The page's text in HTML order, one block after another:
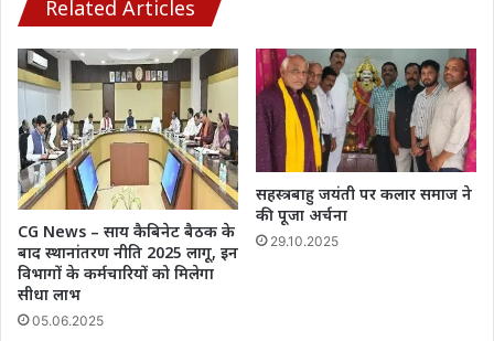
Related Articles
CG News – साय कैबिनेट बैठक के
बाद स्थानांतरण नीति 2025 लागू, इन
विभागों के कर्मचारियों को मिलेगा
सीधा लाभ
05.06.2025
सहस्त्रबाहु जयंती पर कलार समाज ने
की पूजा अर्चना
29.10.2025